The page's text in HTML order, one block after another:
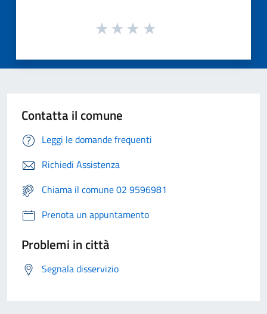
Contatta il comune
Leggi le domande frequenti
Richiedi Assistenza
Chiama il comune 02 9596981
Prenota un appuntamento
Problemi in città
Segnala disservizio